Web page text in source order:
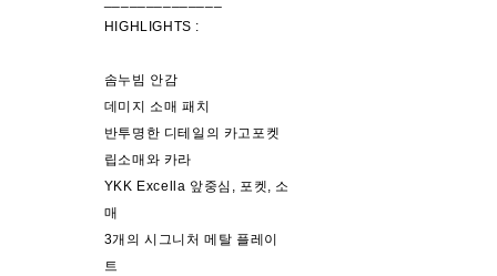
HIGHLIGHTS :
솜누빔 안감
데미지 소매 패치
반투명한 디테일의 카고포켓
립소매와 카라
YKK Excella 앞중심, 포켓, 소
매
3개의 시그니처 메탈 플레이
트